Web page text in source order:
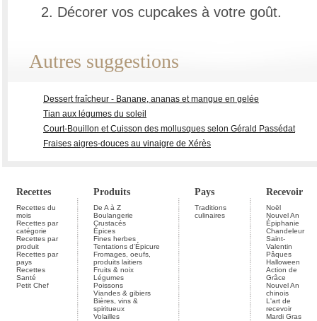
Décorer vos cupcakes à votre goût.
Autres suggestions
Dessert fraîcheur - Banane, ananas et mangue en gelée
Tian aux légumes du soleil
Court-Bouillon et Cuisson des mollusques selon Gérald Passédat
Fraises aigres-douces au vinaigre de Xérès
Recettes Produits Pays Recevoir
Recettes du
mois
Recettes par
catégorie
Recettes par
produit
Recettes par
pays
Recettes
Santé
Petit Chef
De A à Z
Boulangerie
Crustacés
Épices
Fines herbes
Tentations d'Épicure
Fromages, oeufs,
produits laitiers
Fruits & noix
Légumes
Poissons
Viandes & gibiers
Bières, vins &
spiritueux
Volailles
Traditions
culinaires
Noël
Nouvel An
Épiphanie
Chandeleur
Saint-
Valentin
Pâques
Halloween
Action de
Grâce
Nouvel An
chinois
L'art de
recevoir
Mardi Gras